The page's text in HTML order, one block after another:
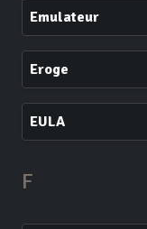
Emulateur
Eroge
EULA
F